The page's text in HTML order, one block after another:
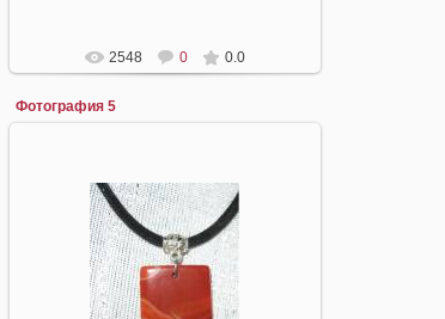
2548 0 0.0
Фотография 5
16.04.2008